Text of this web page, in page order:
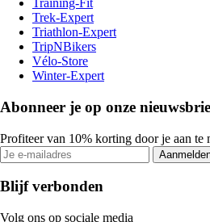
Training-Fit
Trek-Expert
Triathlon-Expert
TripNBikers
Vélo-Store
Winter-Expert
Abonneer je op onze
Profiteer van 10% korting door je aan te
Blijf verbonden
Volg ons op sociale media